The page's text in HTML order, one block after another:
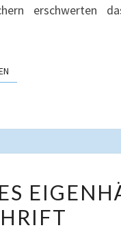
erschwerten